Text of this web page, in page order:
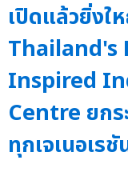
เปิดแล้วยิ่ง
Thailand's
Inspired
Centre ยก
ทุกเจเนอเรชั